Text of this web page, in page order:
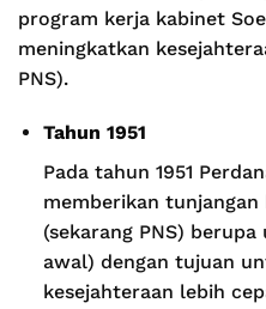
program kerja kabinet
meningkatkan
PNS).
Tahun 1951
Pada tahun 1951
memberikan tunjangan
(sekarang PNS)
awal) dengan tujuan
kesejahteraan lebih